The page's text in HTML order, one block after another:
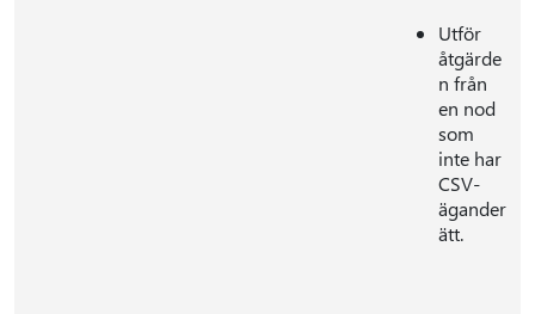
Utför
åtgärde
n från
en nod
som
inte har
CSV-
ägander
ätt.